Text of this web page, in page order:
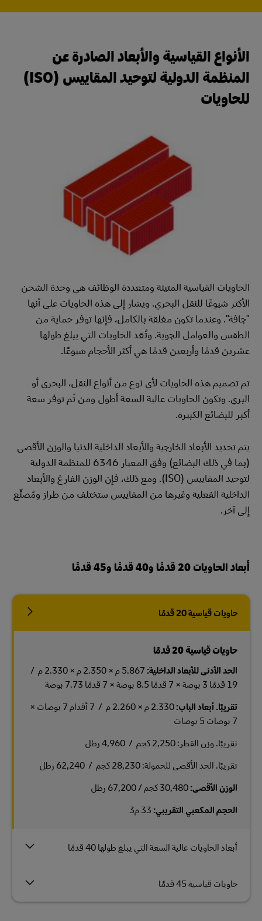
الأنواع القياسية والأبعاد الصادرة عن
المنظمة الدولية لتوحيد المقاييس (ISO)
للحاويات
الحاويات القياسية المتينة ومتعددة الوظائف هي وحدة الشحن
الأكثر شيوعًا للنقل البحري. ويشار إلى هذه الحاويات على أنها
"جافة". وعندما تكون مغلقة بالكامل، فإنها توفر حماية من
الطقس والعوامل الجوية. وتُعَد الحاويات التي يبلغ طولها
عشرين قدمًا وأربعين قدمًا هي أكثر الأحجام شيوعًا.
تم تصميم هذه الحاويات لأي نوع من أنواع النقل، البحري أو
البري. وتكون الحاويات عالية السعة أطول ومن ثَم توفر سعة
أكبر للبضائع الكبيرة.
يتم تحديد الأبعاد الخارجية والأبعاد الداخلية الدنيا والوزن الأقصى
(بما في ذلك البضائع) وفق المعيار 6346 للمنظمة الدولية
لتوحيد المقاييس (ISO). ومع ذلك، فإن الوزن الفارغ والأبعاد
الداخلية الفعلية وغيرها من المقاييس ستختلف من طراز ومُصنِّع
إلى آخر.
أبعاد الحاويات 20 قدمًا و40 قدمًا و45 قدمًا
حاويات قياسية 20 قدمًا
أبعاد الحاويات عالية السعة التي يبلغ طولها 40 قدمًا
حاويات قياسية 45 قدمًا
حاويات قياسية 20 قدمًا
الحد الأدنى للأبعاد الداخلية:
5.867 م × 2.350 م × 2.330 م /
19 قدمًا 3 بوصة × 7 قدمًا 8.5 بوصة × 7 قدمًا 7.73 بوصة
تقريبًا. أبعاد الباب:
2.330 م × 2.260 م / 7 أقدام 7 بوصات ×
7 بوصات 5 بوصات
تقريبًا. وزن القطر: 2,250 كجم / 4,960 رطل
تقريبًا. الحد الأقصى للحمولة: 28,230 كجم / 62,240 رطل
الوزن الأقصى:30,480 كجم / 67,200 رطل
الحجم المكعبي التقريبي: 33 م3